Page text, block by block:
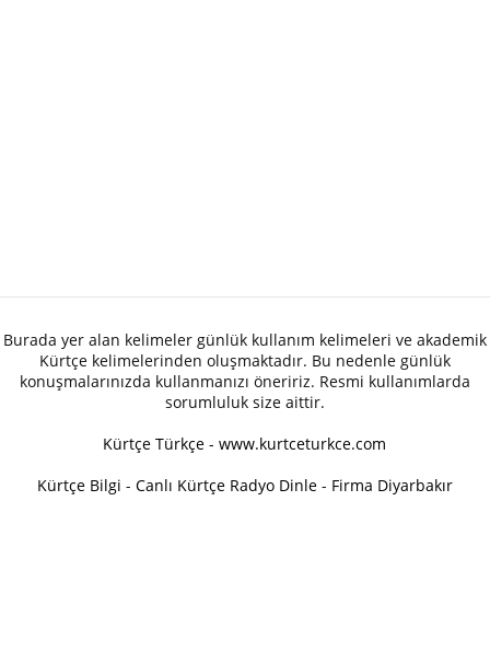
Burada yer alan kelimeler günlük kullanım kelimeleri ve akademik
Kürtçe kelimelerinden oluşmaktadır. Bu nedenle günlük
konuşmalarınızda kullanmanızı öneririz. Resmi kullanımlarda
sorumluluk size aittir.
Kürtçe Türkçe - www.kurtceturkce.com
Kürtçe Bilgi - Canlı Kürtçe Radyo Dinle - Firma Diyarbakır